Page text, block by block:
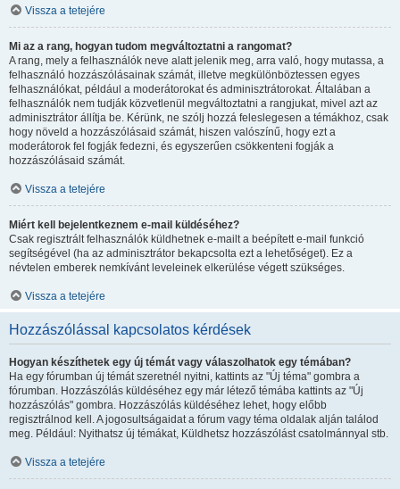
Vissza a tetejére
Mi az a rang, hogyan tudom megváltoztatni a rangomat?
A rang, mely a felhasználók neve alatt jelenik meg, arra való, hogy mutassa, a
felhasználó hozzászólásainak számát, illetve megkülönböztessen egyes
felhasználókat, például a moderátorokat és adminisztrátorokat. Általában a
felhasználók nem tudják közvetlenül megváltoztatni a rangjukat, mivel azt az
adminisztrátor állítja be. Kérünk, ne szólj hozzá feleslegesen a témákhoz, csak
hogy növeld a hozzászólásaid számát, hiszen valószínű, hogy ezt a
moderátorok fel fogják fedezni, és egyszerűen csökkenteni fogják a
hozzászólásaid számát.
Vissza a tetejére
Miért kell bejelentkeznem e-mail küldéséhez?
Csak regisztrált felhasználók küldhetnek e-mailt a beépített e-mail funkció
segítségével (ha az adminisztrátor bekapcsolta ezt a lehetőséget). Ez a
névtelen emberek nemkívánt leveleinek elkerülése végett szükséges.
Vissza a tetejére
Hozzászólással kapcsolatos kérdések
Hogyan készíthetek egy új témát vagy válaszolhatok egy témában?
Ha egy fórumban új témát szeretnél nyitni, kattints az "Új téma" gombra a
fórumban. Hozzászólás küldéséhez egy már létező témába kattints az "Új
hozzászólás" gombra. Hozzászólás küldéséhez lehet, hogy előbb
regisztrálnod kell. A jogosultságaidat a fórum vagy téma oldalak alján találod
meg. Például: Nyithatsz új témákat, Küldhetsz hozzászólást csatolmánnyal stb.
Vissza a tetejére